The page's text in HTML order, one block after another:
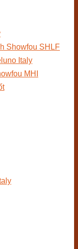
Showfou SHLF
Italy
MHI